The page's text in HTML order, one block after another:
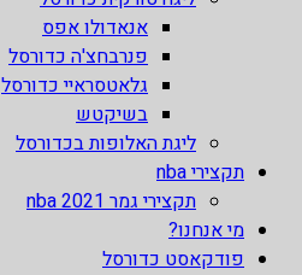
אנאדולו אפס
פנרבחצ'ה כדורסל
גלאטסראיי כדורסל
בשיקטש
ליגת האלופות בכדורסל
תקצירי nba
תקצירי גמר nba 2021
מי אנחנו?
פודקאסט כדורסל